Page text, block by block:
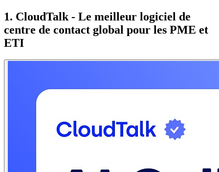
1. CloudTalk - Le meilleur logiciel de
centre de contact global pour les PME et
ETI